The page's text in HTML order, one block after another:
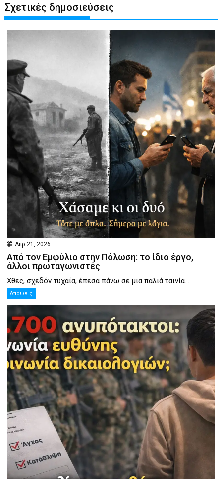
Σχετικές δημοσιεύσεις
Απρ 21, 2026
Από τον Εμφύλιο στην Πόλωση: το ίδιο έργο,
άλλοι πρωταγωνιστές
Χθες, σχεδόν τυχαία, έπεσα πάνω σε μια παλιά ταινία....
Απόψεις